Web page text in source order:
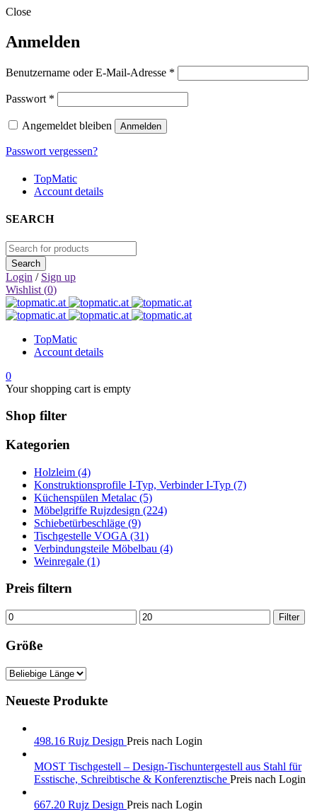
Close
Anmelden
Benutzername oder E-Mail-Adresse *
Passwort *
Angemeldet bleiben Anmelden
Passwort vergessen?
TopMatic
Account details
SEARCH
Login / Sign up
Wishlist (0)
TopMatic
Account details
0
Your shopping cart is empty
Shop filter
Kategorien
Holzleim (4)
Konstruktionsprofile I-Typ, Verbinder I-Typ (7)
Küchenspülen Metalac (5)
Möbelgriffe Rujzdesign (224)
Schiebetürbeschläge (9)
Tischgestelle VOGA (31)
Verbindungsteile Möbelbau (4)
Weinregale (1)
Preis filtern
Min.
Preis
Max.
Preis
Filter
Größe
Neueste Produkte
498.16 Rujz Design Preis nach Login
MOST Tischgestell – Design-Tischuntergestell aus Stahl für
Esstische, Schreibtische & Konferenztische Preis nach Login
667.20 Rujz Design Preis nach Login